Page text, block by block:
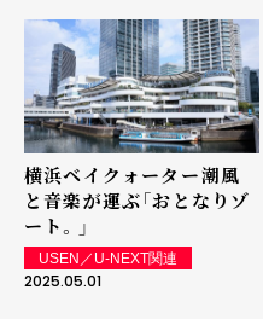
横浜ベイクォーター――潮風
と音楽が運ぶ「おとなりゾ
ート。」
USEN／U-NEXT関連
2025.05.01